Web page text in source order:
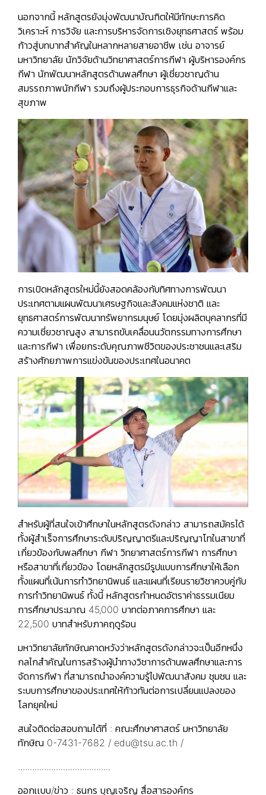
นอกจากนี้ หลักสูตรยังมุ่งพัฒนาบัณฑิตให้มีทักษะการคิด
วิเคราะห์ การวิจัย และการบริหารจัดการเชิงยุทธศาสตร์ พร้อม
ก้าวสู่บทบาทสำคัญในหลากหลายสายอาชีพ เช่น อาจารย์
มหาวิทยาลัย นักวิจัยด้านวิทยาศาสตร์การกีฬา ผู้บริหารองค์กร
กีฬา นักพัฒนาหลักสูตรด้านพลศึกษา ผู้เชี่ยวชาญด้าน
สมรรถภาพนักกีฬา รวมถึงผู้ประกอบการธุรกิจด้านกีฬาและ
สุขภาพ
การเปิดหลักสูตรใหม่นี้ยังสอดคล้องกับทิศทางการพัฒนา
ประเทศตามแผนพัฒนาเศรษฐกิจและสังคมแห่งชาติ และ
ยุทธศาสตร์การพัฒนาทรัพยากรมนุษย์ โดยมุ่งผลิตบุคลากรที่มี
ความเชี่ยวชาญสูง สามารถขับเคลื่อนนวัตกรรมทางการศึกษา
และการกีฬา เพื่อยกระดับคุณภาพชีวิตของประชาชนและเสริม
สร้างศักยภาพการแข่งขันของประเทศในอนาคต
สำหรับผู้ที่สนใจเข้าศึกษาในหลักสูตรดังกล่าว สามารถสมัครได้
ทั้งผู้สำเร็จการศึกษาระดับปริญญาตรีและปริญญาโทในสาขาที่
เกี่ยวข้องกับพลศึกษา กีฬา วิทยาศาสตร์การกีฬา การศึกษา
หรือสาขาที่เกี่ยวข้อง โดยหลักสูตรมีรูปแบบการศึกษาให้เลือก
ทั้งแผนที่เน้นการทำวิทยานิพนธ์ และแผนที่เรียนรายวิชาควบคู่กับ
การทำวิทยานิพนธ์ ทั้งนี้ หลักสูตรกำหนดอัตราค่าธรรมเนียม
การศึกษาประมาณ 45,000 บาทต่อภาคการศึกษา และ
22,500 บาทสำหรับภาคฤดูร้อน
มหาวิทยาลัยทักษิณคาดหวังว่าหลักสูตรดังกล่าวจะเป็นอีกหนึ่ง
กลไกสำคัญในการสร้างผู้นำทางวิชาการด้านพลศึกษาและการ
จัดการกีฬา ที่สามารถนำองค์ความรู้ไปพัฒนาสังคม ชุมชน และ
ระบบการศึกษาของประเทศให้ก้าวทันต่อการเปลี่ยนแปลงของ
โลกยุคใหม่
สนใจติดต่อสอบถามได้ที่ : คณะศึกษาศาสตร์ มหาวิทยาลัย
ทักษิณ 0-7431-7682 / edu@tsu.ac.th /
ออกเเบบ/ข่าว : ธนกร บุุญเจริญ สื่อสารองค์กร